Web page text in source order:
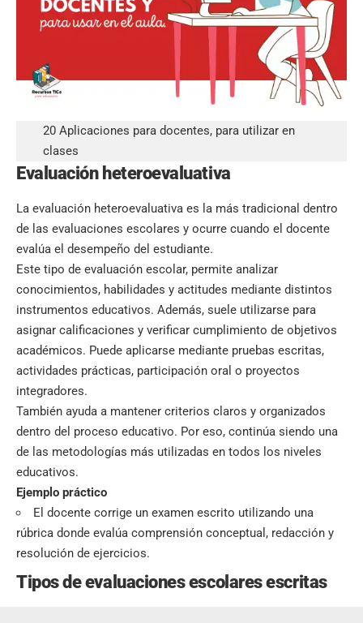
20 Aplicaciones para docentes, para utilizar en
clases
Evaluación heteroevaluativa
La evaluación heteroevaluativa es la más tradicional dentro
de las evaluaciones escolares y ocurre cuando el docente
evalúa el desempeño del estudiante.
Este tipo de evaluación escolar, permite analizar
conocimientos, habilidades y actitudes mediante distintos
instrumentos educativos. Además, suele utilizarse para
asignar calificaciones y verificar cumplimiento de objetivos
académicos. Puede aplicarse mediante pruebas escritas,
actividades prácticas, participación oral o proyectos
integradores.
También ayuda a mantener criterios claros y organizados
dentro del proceso educativo. Por eso, continúa siendo una
de las metodologías más utilizadas en todos los niveles
educativos.
Ejemplo práctico
El docente corrige un examen escrito utilizando una
rúbrica donde evalúa comprensión conceptual, redacción y
resolución de ejercicios.
Tipos de evaluaciones escolares escritas